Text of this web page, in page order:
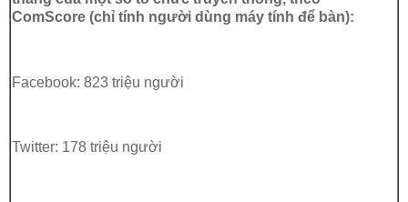
ComScore (chỉ tính người dùng máy tính để bàn):
Facebook: 823 triệu người
Twitter: 178 triệu người